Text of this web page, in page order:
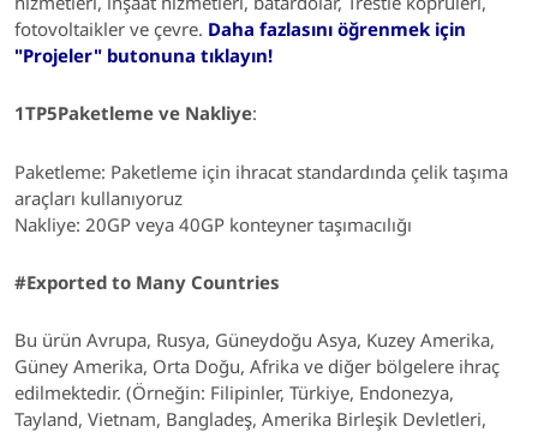
fotovoltaikler ve çevre. Daha fazlasını öğrenmek için
"Projeler" butonuna tıklayın!
1TP5Paketleme ve Nakliye:
Paketleme: Paketleme için ihracat standardında çelik taşıma
araçları kullanıyoruz
Nakliye: 20GP veya 40GP konteyner taşımacılığı
#Exported to Many Countries
Bu ürün Avrupa, Rusya, Güneydoğu Asya, Kuzey Amerika,
Güney Amerika, Orta Doğu, Afrika ve diğer bölgelere ihraç
edilmektedir. (Örneğin: Filipinler, Türkiye, Endonezya,
Tayland, Vietnam, Bangladeş, Amerika Birleşik Devletleri,